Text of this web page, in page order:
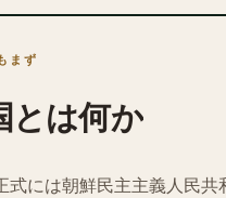
まず
とは何か
には朝鮮民主主義人民共